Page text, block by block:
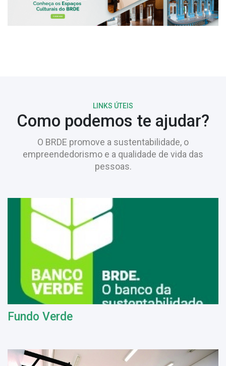
LINKS ÚTEIS
Como podemos te ajudar?
O BRDE promove a sustentabilidade, o
empreendedorismo e a qualidade de vida das
pessoas.
Fundo Verde